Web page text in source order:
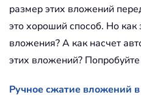
размер этих вложений
это хороший способ. Но как
вложения? А как насчет
этих вложений?
Ручное сжатие вложений